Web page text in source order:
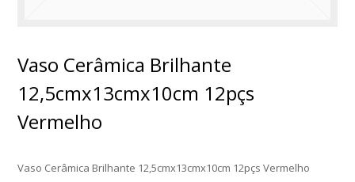
Vaso Cerâmica Brilhante
12,5cmx13cmx10cm 12pçs
Vermelho
Vaso Cerâmica Brilhante 12,5cmx13cmx10cm 12pçs Vermelho